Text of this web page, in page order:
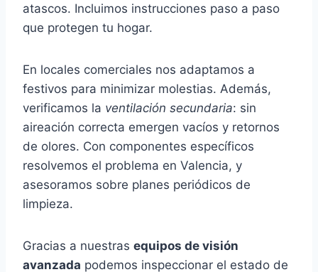
atascos. Incluimos instrucciones paso a paso
que protegen tu hogar.
En locales comerciales nos adaptamos a
festivos para minimizar molestias. Además,
verificamos la ventilación secundaria: sin
aireación correcta emergen vacíos y retornos
de olores. Con componentes específicos
resolvemos el problema en Valencia, y
asesoramos sobre planes periódicos de
limpieza.
Gracias a nuestras equipos de visión
avanzada podemos inspeccionar el estado de